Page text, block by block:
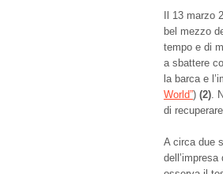
Il 13 marzo
bel mezzo
tempo e di
a sbattere
la barca e
World”) (2).
di
A circa due